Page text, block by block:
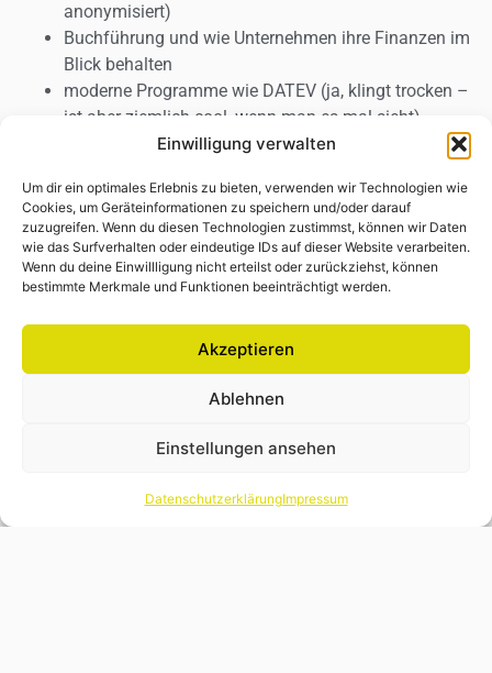
Einwilligung verwalten
Um dir ein optimales Erlebnis zu bieten, verwenden wir Technologien wie
Cookies, um Geräteinformationen zu speichern und/oder darauf
zuzugreifen. Wenn du diesen Technologien zustimmst, können wir Daten
wie das Surfverhalten oder eindeutige IDs auf dieser Website verarbeiten.
Wenn du deine Einwillligung nicht erteilst oder zurückziehst, können
bestimmte Merkmale und Funktionen beeinträchtigt werden.
Akzeptieren
Ablehnen
Einstellungen ansehen
DatenschutzerklärungImpressum
anonymisiert)
Buchführung und wie Unternehmen ihre Finanzen im
Blick behalten
moderne Programme wie DATEV (ja, klingt trocken –
ist aber ziemlich cool, wenn man es mal sieht)
den Umgang mit Mandanten und wie man
Und natürlich darfst du auch selbst kleinere Aufgaben
übernehmen – mit Unterstützung unseres Teams.
Was du mitbringen solltest:
Sorgfalt und Neugier
Freundlichkeit und Lust, dich einzubringen